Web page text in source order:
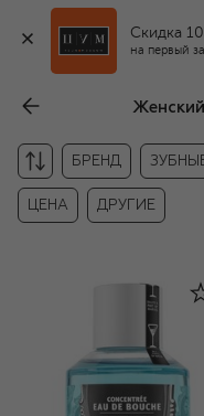
Скидка
на первый
БРЕНД
ЦЕНА ДРУГИЕ